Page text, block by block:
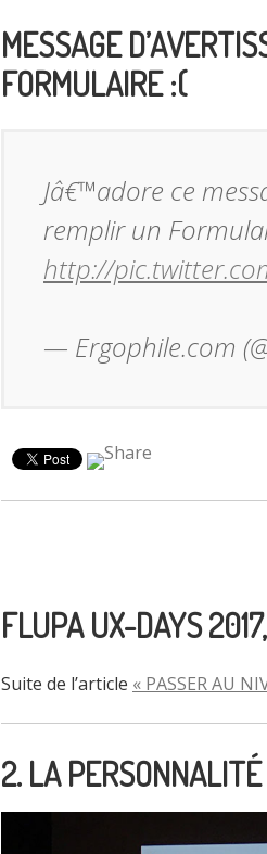
MESSAGE
FORMULAIRE :(
Jâ€™adore ce
remplir un
http://
— Ergophile.com
FLUPA UX-DAYS
Suite de l’article « PASSER AU
2. LA